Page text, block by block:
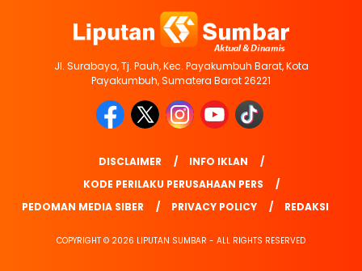
Jl. Surabaya, Tj. Pauh, Kec. Payakumbuh Barat, Kota
Payakumbuh, Sumatera Barat 26221
DISCLAIMER
INFO IKLAN
KODE PERILAKU PERUSAHAAN PERS
PEDOMAN MEDIA SIBER
PRIVACY POLICY REDAKSI
COPYRIGHT © 2026 LIPUTAN SUMBAR - ALL RIGHTS RESERVED